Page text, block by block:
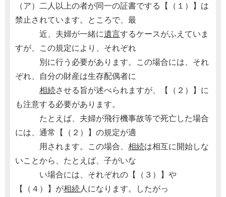
（ア）二人以上の者が同一の証書でする【（１）】は
禁止されています。ところで、最
近、夫婦が一緒に遺言するケースがふえていま
すが、この規定により、それぞれ
別に行う必要があります。この場合には、それ
ぞれ、自分の財産は生存配偶者に
相続させる旨が述べられますが、【（２）】に
も注意する必要があります。
たとえば、夫婦が飛行機事故等で死亡した場合
には、通常【（２）】の規定が適
用されます。この場合、 相続は相互に開始しな
いことから、たとえば、子がいな
い場合には、それぞれの【（３）】や
【（４）】が相続人になります。したがっ